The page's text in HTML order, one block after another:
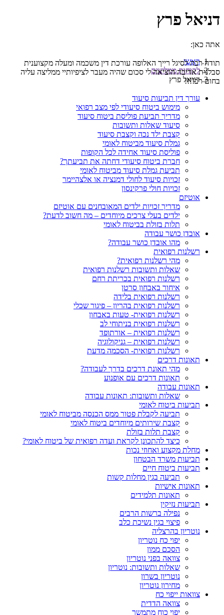
דניאל פרץ
אתה כאן:
ראשי
לקוחות ממליצים
דניאל פרץ
תודה רבה לסיגל רייך האלופה עורכת דין משכמה ומעלה מקצוענית
סבלנית אדיבה הוציאה לי סכום שהיה מעבר לציפיותיי ממליצה עליה
בחום רב!!!!
עורך דין תביעות סיעוד
מימוש ביטוח סיעודי לפי מצב רפואי
מדריך תביעת פוליסת ביטוח סיעוד
סיעוד שאלות ותשובות
קצבת ילד נכה וקצבת סיעוד
גמלת סיעוד מביטוח לאומי
פוליסת סיעוד אחידה לכל הקופות
חברת ביטוח סיעודי דחתה את תביעתך?
תביעת גמלת סיעוד מביטוח לאומי
זכויות סיעוד לחולי דמנציה או אלצהיימר
זכויות חולי פרקינסון
אוטיזם
מדריך זכויות ילדים המאובחנים עם אוטיזם
ילדים בעלי צרכים מיוחדים – מה חשוב לדעת?
תלות בזולת בביטוח לאומי
אובדן כושר עבודה
מהו אובדן כושר עבודה?
רשלנות רפואית
מהי רשלנות רפואית?
שאלות ותשובות רשלנות רפואית
רשלנות רפואית בכריתת רחם
איחור באבחון סרטן
רשלנות רפואית בלידה
רשלנות רפואית בהריון – פיגור שכלי
רשלנות רפואית- טעות באבחון
רשלנות רפואית בניתוחי לב
רשלנות רפואית – אורתופד
רשלנות רפואית – גניקולוגיה
רשלנות רפואית- הסכמה מדעת
תאונות דרכים
מהי תאונת דרכים בדרך לעבודה?
תאונות דרכים עם אופנוע
תאונות עבודה
שאלות ותשובות: תאונות עבודה
תביעות ביטוח לאומי
תביעה לקבלת פטור ממס הכנסה מביטוח לאומי
קצבת שירותים מיוחדים ביטוח לאומי
קצבת תלות בזולת
כיצד להתכונן לקראת ועדה רפואית של ביטוח לאומי?
מחלת מקצוע ואחוזי נכות
תביעות משרד הבטחון
תביעות ביטוח חיים
תביעה בגין מחלות קשות
תאונות אישיות
תאונות תלמידים
תביעות נזיקין
נפילה ברשות הרבים
פיצוי בגין נשיכת כלב
נוטריון בהרצליה
יפוי כח נוטריון
הסכם ממון
צוואה בפני נוטריון
שאלות ותשובות: נוטריון
נוטריון בשרון
מחירון נוטריון
צוואות ייפוי כח
צוואה הדדית
יפוי כוח מתמשך